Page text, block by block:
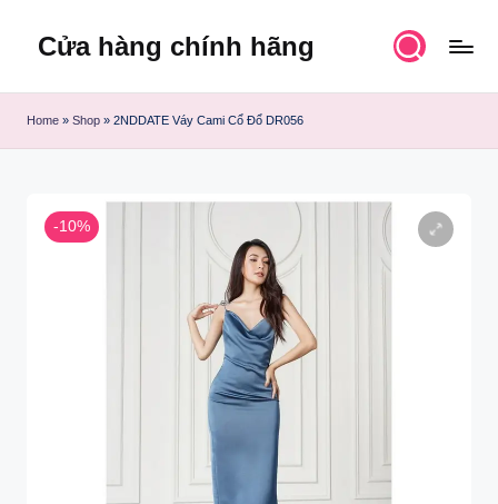
Cửa hàng chính hãng
Home » Shop » 2NDDATE Váy Cami Cổ Đổ DR056
-10%